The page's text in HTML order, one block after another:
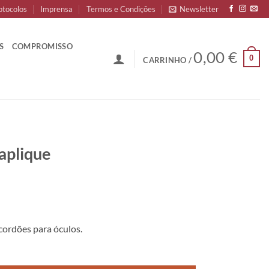
Imprensa Termos e Condições Newsletter
COMPROMISSO
CARRINHO /0,00 € 0
para óculos.